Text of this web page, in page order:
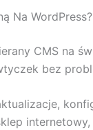
Na WordPress?
CMS na
bez